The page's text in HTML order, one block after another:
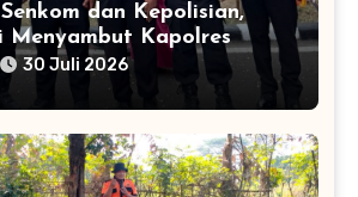
dan Kepolisian,
Kapolres
Yang Baru
30 Juli 2026